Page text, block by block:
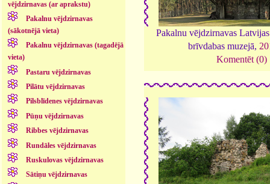
vējdzirnavas (ar aprakstu)
Pakalnu vējdzirnavas
(sākotnējā vieta)
Pakalnu vējdzirnavas (tagadējā
vieta)
Pastaru vējdzirnavas
Pilātu vējdzirnavas
Pilsblīdenes vējdzirnavas
Pūņu vējdzirnavas
Ribbes vējdzirnavas
Rundāles vējdzirnavas
Ruskulovas vējdzirnavas
Sātiņu vējdzirnavas
Pakalnu vējdzirnavas
brīvdabas muzejā,
Komentēt (0)